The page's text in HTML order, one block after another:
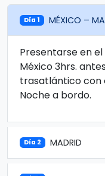
Día 1 MÉXICO –
Presentarse en
México 3hrs.
trasatlántico con
Noche a bordo.
Día 2 MADRID